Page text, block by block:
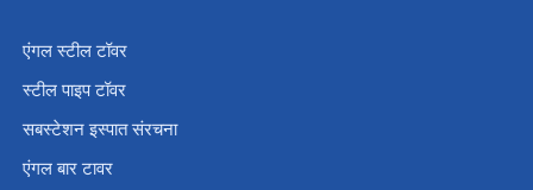
एंगल स्टील टॉवर
स्टील पाइप टॉवर
सबस्टेशन इस्पात संरचना
एंगल बार टावर